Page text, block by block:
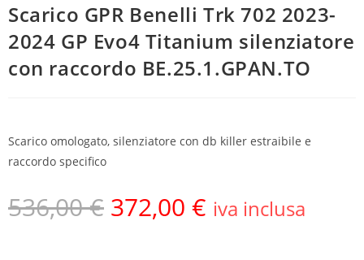
Scarico GPR Benelli Trk 702 2023-
2024 GP Evo4 Titanium silenziatore
con raccordo BE.25.1.GPAN.TO
Scarico omologato, silenziatore con db killer estraibile e
raccordo specifico
536,00€ 372,00 € iva inclusa